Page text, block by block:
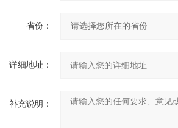
省份：
详细地址：
补充说明：